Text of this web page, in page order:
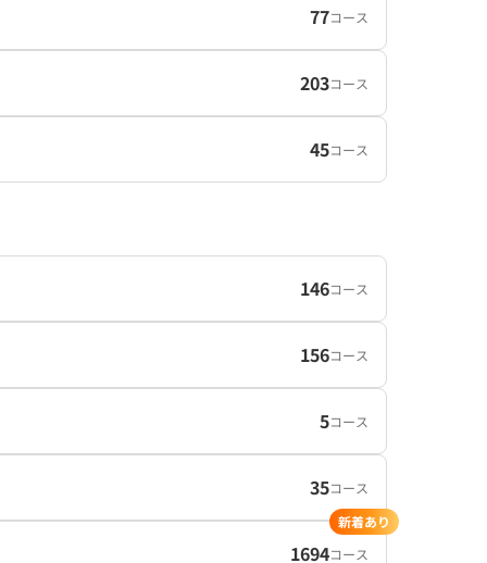
77コース
203コース
45コース
146コース
156コース
5コース
35コース
1694コース
新着あり